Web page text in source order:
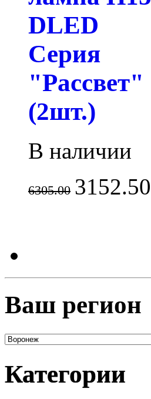
DLED
Серия
"Рассвет"
(2шт.)
В наличии
6305.00 3152.50
Ваш регион
Категории